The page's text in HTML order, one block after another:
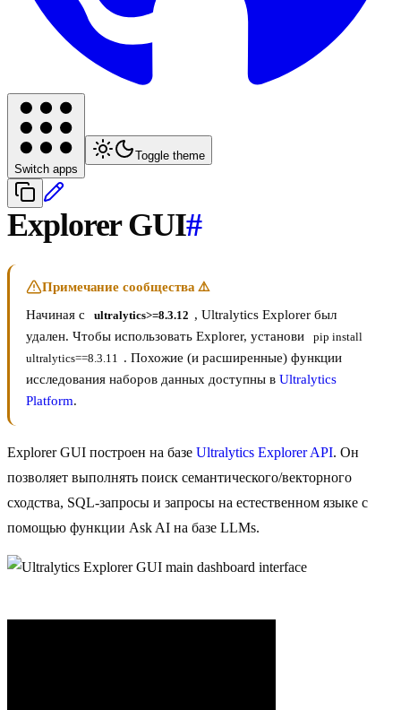
Switch apps
Toggle theme
Explorer GUI#
Примечание сообщества ⚠️
Начиная с
ultralytics>=8.3.12 , Ultralytics Explorer был
удален. Чтобы использовать Explorer, установи
pip install
ultralytics==8.3.11 . Похожие (и расширенные) функции
исследования наборов данных доступны в Ultralytics
Platform.
Explorer GUI построен на базе Ultralytics Explorer API. Он
позволяет выполнять поиск семантического/векторного
сходства, SQL-запросы и запросы на естественном языке с
помощью функции Ask AI на базе LLMs.